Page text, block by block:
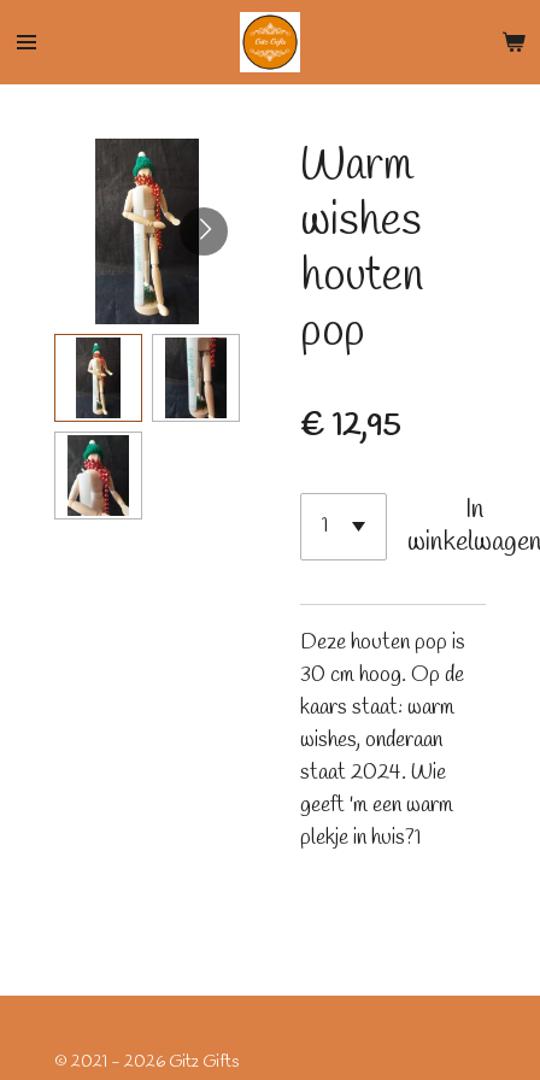
naar
hoofdinhoud
Warm
wishes
houten
pop
€ 12,95
In
Deze houten pop is
30 cm hoog. Op de
kaars staat: warm
wishes, onderaan
staat 2024. Wie
geeft 'm een warm
plekje in huis?1
© 2021 - 2026 Gitz Gifts